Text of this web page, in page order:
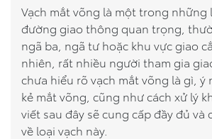
Điện hóa
Về Toyota Việt Nam
Tin tức & Khuyến mãi
Vạch mắt võng là một trong những
đường giao thông quan trọng,
ngã ba, ngã tư hoặc khu vực giao
nhiên, rất nhiều người tham gia
chưa hiểu rõ vạch mắt võng là gì, ý
kẻ mắt võng, cũng như cách xử lý
viết sau đây sẽ cung cấp đầy đủ
về loại vạch này.